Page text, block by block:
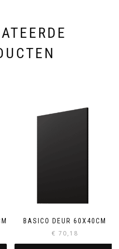
BASICO DEUR 60X40CM
€ 70,18